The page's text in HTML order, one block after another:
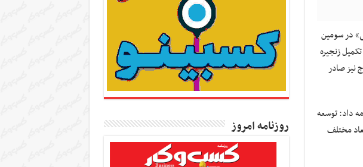
در سومین
زنجیره
نیز صادر
داد: توسعه
مختلف
روزنامه امروز